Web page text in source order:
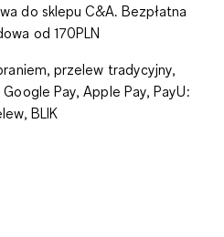
do sklepu C&A. Bezpłatna
od 170PLN
przelew tradycyjny,
Pay, Apple Pay, PayU:
BLIK